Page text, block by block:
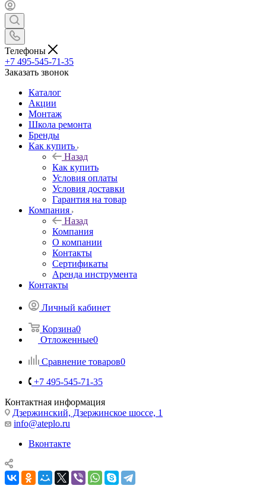
Телефоны
+7 495-545-71-35
Заказать звонок
Каталог
Акции
Монтаж
Школа ремонта
Бренды
Как купить
Назад
Как купить
Условия оплаты
Условия доставки
Гарантия на товар
Компания
Назад
Компания
О компании
Контакты
Сертификаты
Аренда инструмента
Контакты
Личный кабинет
Корзина0
Отложенные0
Сравнение товаров0
+7 495-545-71-35
Контактная информация
Дзержинский, Дзержинское шоссе, 1
info@ateplo.ru
Вконтакте